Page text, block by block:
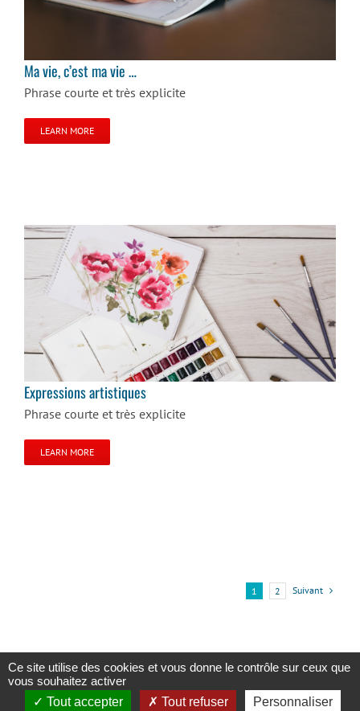
Ma vie, c’est ma vie …
Phrase courte et très explicite
LEARN MORE
Expressions artistiques
Expressions artistiques
Phrase courte et très explicite
LEARN MORE
1 2 Suivant
Copyright 2023 |Solidaris Wallonie|Mentions légales et politique de
confidentialité
Ce site utilise des cookies et vous donne le contrôle sur ceux que
vous souhaitez activer
Tout accepter
Tout refuser Personnaliser